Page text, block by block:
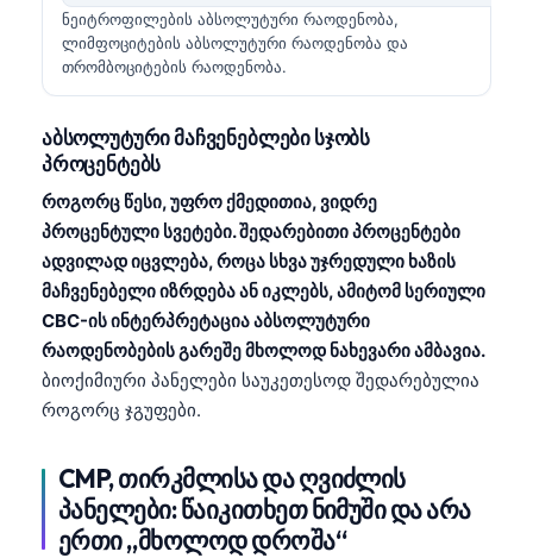
ნეიტროფილების აბსოლუტური რაოდენობა,
ლიმფოციტების აბსოლუტური რაოდენობა და
თრომბოციტების რაოდენობა.
აბსოლუტური მაჩვენებლები სჯობს
პროცენტებს
როგორც წესი, უფრო ქმედითია, ვიდრე
პროცენტული სვეტები. შედარებითი პროცენტები
ადვილად იცვლება, როცა სხვა უჯრედული ხაზის
მაჩვენებელი იზრდება ან იკლებს, ამიტომ სერიული
CBC-ის ინტერპრეტაცია აბსოლუტური
რაოდენობების გარეშე მხოლოდ ნახევარი ამბავია.
ბიოქიმიური პანელები საუკეთესოდ შედარებულია
როგორც ჯგუფები.
CMP, თირკმლისა და ღვიძლის
პანელები: წაიკითხეთ ნიმუში და არა
ერთი „მხოლოდ დროშა“
Русский
Lietuvių kalba
한국어
Slovenščina
Magyar
Shqip
বাংলা
اردو
मराठी
తెలుగు
தமிழ்
ગુજરાતી
ಕನ್ನಡ